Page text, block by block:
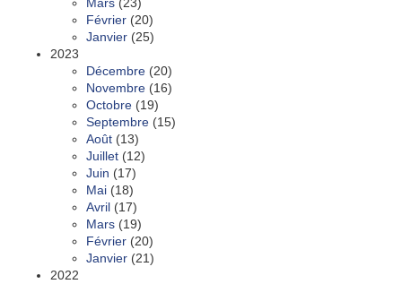
Février (20)
Janvier (25)
2023
Décembre (20)
Novembre (16)
Octobre (19)
Septembre (15)
Août (13)
Juillet (12)
Juin (17)
Mai (18)
Avril (17)
Mars (19)
Février (20)
Janvier (21)
2022